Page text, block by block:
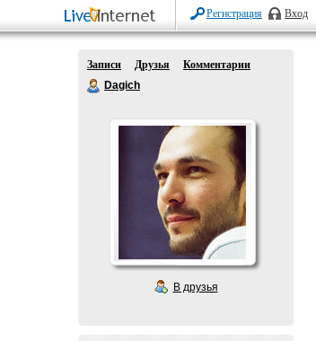
Регистрация Вход
Записи Друзья
Комментарии
Dagich
В друзья